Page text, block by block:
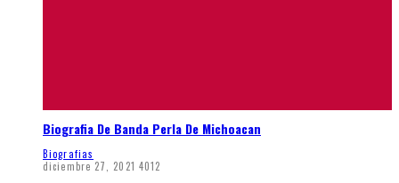
Biografia De Banda Perla De Michoacan
Biografias
diciembre 27, 2021 4012